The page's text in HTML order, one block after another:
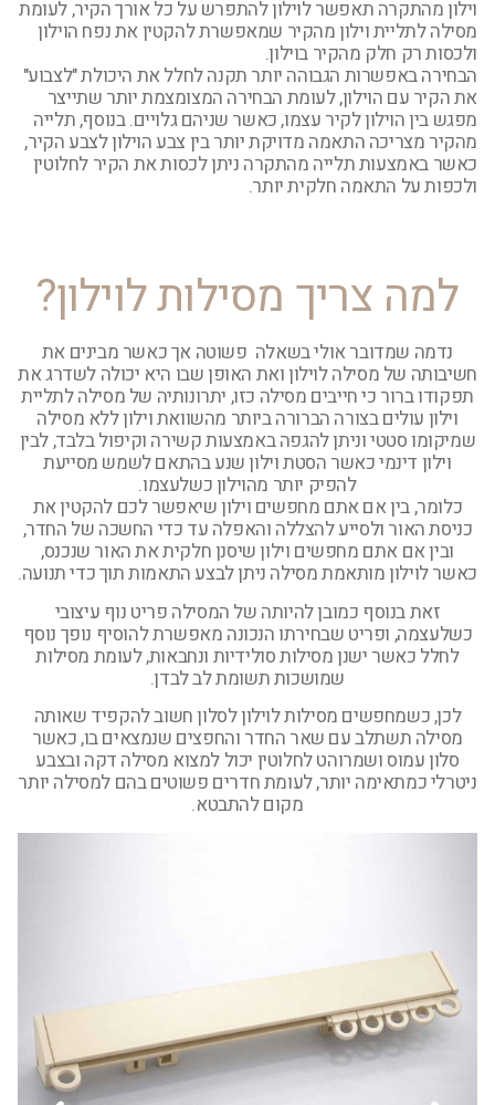
וילון מהתקרה תאפשר לוילון להתפרש על כל אורך הקיר, לעומת
מסילה לתליית וילון מהקיר שמאפשרת להקטין את נפח הוילון
ולכסות רק חלק מהקיר בוילון.
הבחירה באפשרות הגבוהה יותר תקנה לחלל את היכולת "לצבוע"
את הקיר עם הוילון, לעומת הבחירה המצומצמת יותר שתייצר
מפגש בין הוילון לקיר עצמו, כאשר שניהם גלויים. בנוסף, תלייה
מהקיר מצריכה התאמה מדויקת יותר בין צבע הוילון לצבע הקיר,
כאשר באמצעות תלייה מהתקרה ניתן לכסות את הקיר לחלוטין
ולכפות על התאמה חלקית יותר.
למה צריך מסילות לוילון?
נדמה שמדובר אולי בשאלה פשוטה אך כאשר מבינים את
חשיבותה של מסילה לוילון ואת האופן שבו היא יכולה לשדרג את
תפקודו ברור כי חייבים מסילה כזו, יתרונותיה של מסילה לתליית
וילון עולים בצורה הברורה ביותר מהשוואת וילון ללא מסילה
שמיקומו סטטי וניתן להגפה באמצעות קשירה וקיפול בלבד, לבין
וילון דינמי כאשר הסטת וילון שנע בהתאם לשמש מסייעת
להפיק יותר מהוילון כשלעצמו.
כלומר, בין אם אתם מחפשים וילון שיאפשר לכם להקטין את
כניסת האור ולסייע להצללה והאפלה עד כדי החשכה של החדר,
ובין אם אתם מחפשים וילון שיסנן חלקית את האור שנכנס,
כאשר לוילון מותאמת מסילה ניתן לבצע התאמות תוך כדי תנועה.
זאת בנוסף כמובן להיותה של המסילה פריט נוף עיצובי
כשלעצמה, ופריט שבחירתו הנכונה מאפשרת להוסיף נופך נוסף
לחלל כאשר ישנן מסילות סולידיות ונחבאות, לעומת מסילות
שמושכות תשומת לב לבדן.
לכן, כשמחפשים מסילות לוילון לסלון חשוב להקפיד שאותה
מסילה תשתלב עם שאר החדר והחפצים שנמצאים בו, כאשר
סלון עמוס ושמרוהט לחלוטין יכול למצוא מסילה דקה ובצבע
ניטרלי כמתאימה יותר, לעומת חדרים פשוטים בהם למסילה יותר
מקום להתבטא.